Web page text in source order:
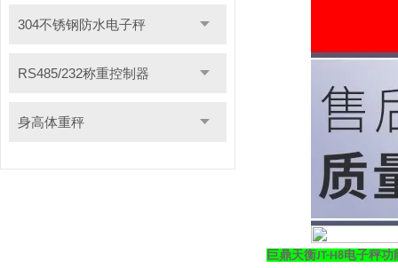
304不锈钢防水电子秤
RS485/232称重控制器
身高体重秤
巨鼎天衡JT-H8电子秤功